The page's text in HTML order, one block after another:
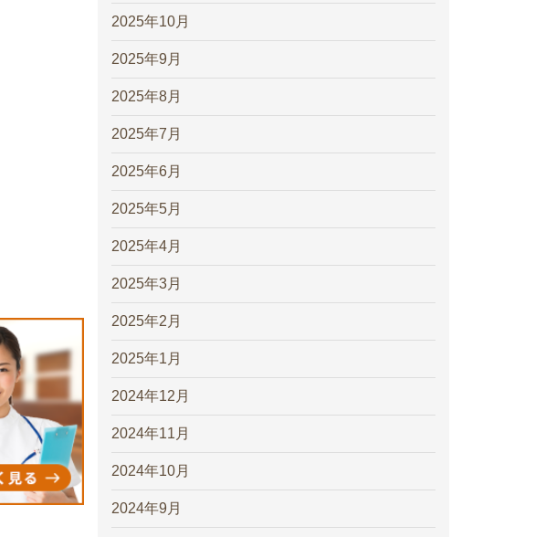
2025年10月
2025年9月
2025年8月
2025年7月
2025年6月
2025年5月
2025年4月
2025年3月
2025年2月
2025年1月
2024年12月
2024年11月
2024年10月
2024年9月